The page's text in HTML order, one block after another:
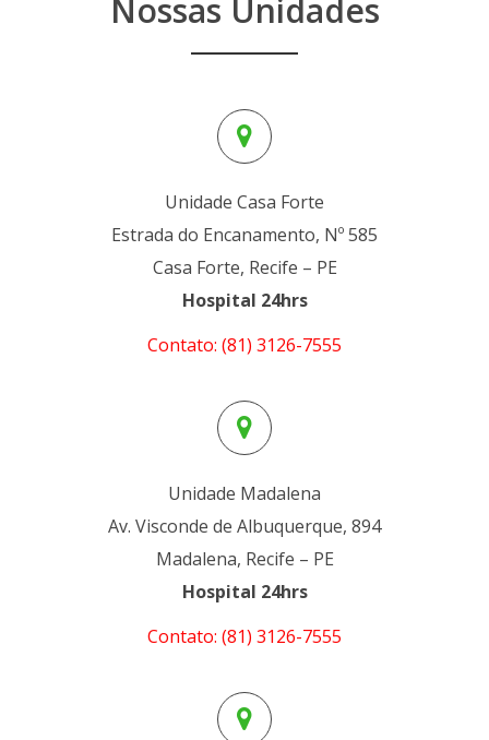
Nossas Unidades
Unidade Casa Forte
Estrada do Encanamento, Nº 585
Casa Forte, Recife – PE
Hospital 24hrs
Contato: (81) 3126-7555
Unidade Madalena
Av. Visconde de Albuquerque, 894
Madalena, Recife – PE
Hospital 24hrs
Contato: (81) 3126-7555